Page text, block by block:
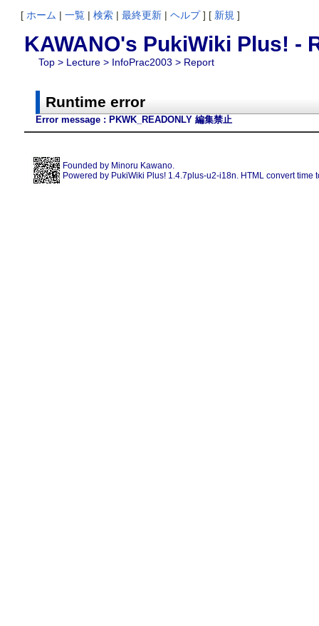
[ ホーム | 一覧 | 検索 | 最終更新 | ヘルプ] [ 新規 ]
KAWANO's PukiWiki Plus! -
Top> Lecture> InfoPrac2003 > Report
Runtime error
Error message : PKWK_READONLY 編集禁止
Founded by Minoru Kawano.
Powered by PukiWiki Plus! 1.4.7plus-u2-i18n. HTML convert time